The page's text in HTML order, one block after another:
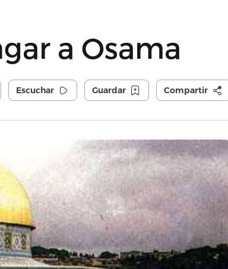
a Osama
Escuchar Guardar Compartir